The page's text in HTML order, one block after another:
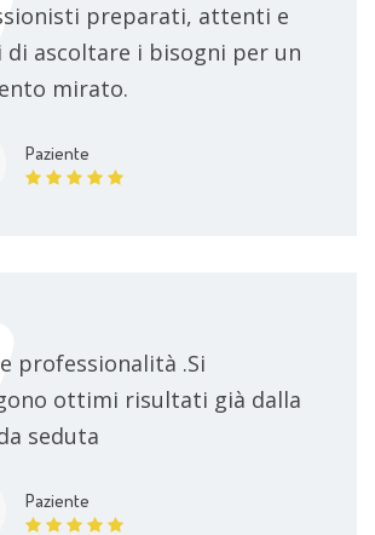
preparati, attenti e
di ascoltare i bisogni per un
mirato.
Paziente
professionalità .Si
ottimi risultati già dalla
seduta
Paziente